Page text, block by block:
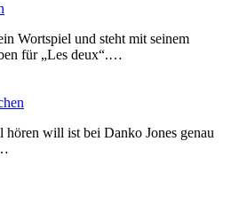
Wortspiel und steht mit seinem
für „Les deux“.…
will ist bei Danko Jones genau